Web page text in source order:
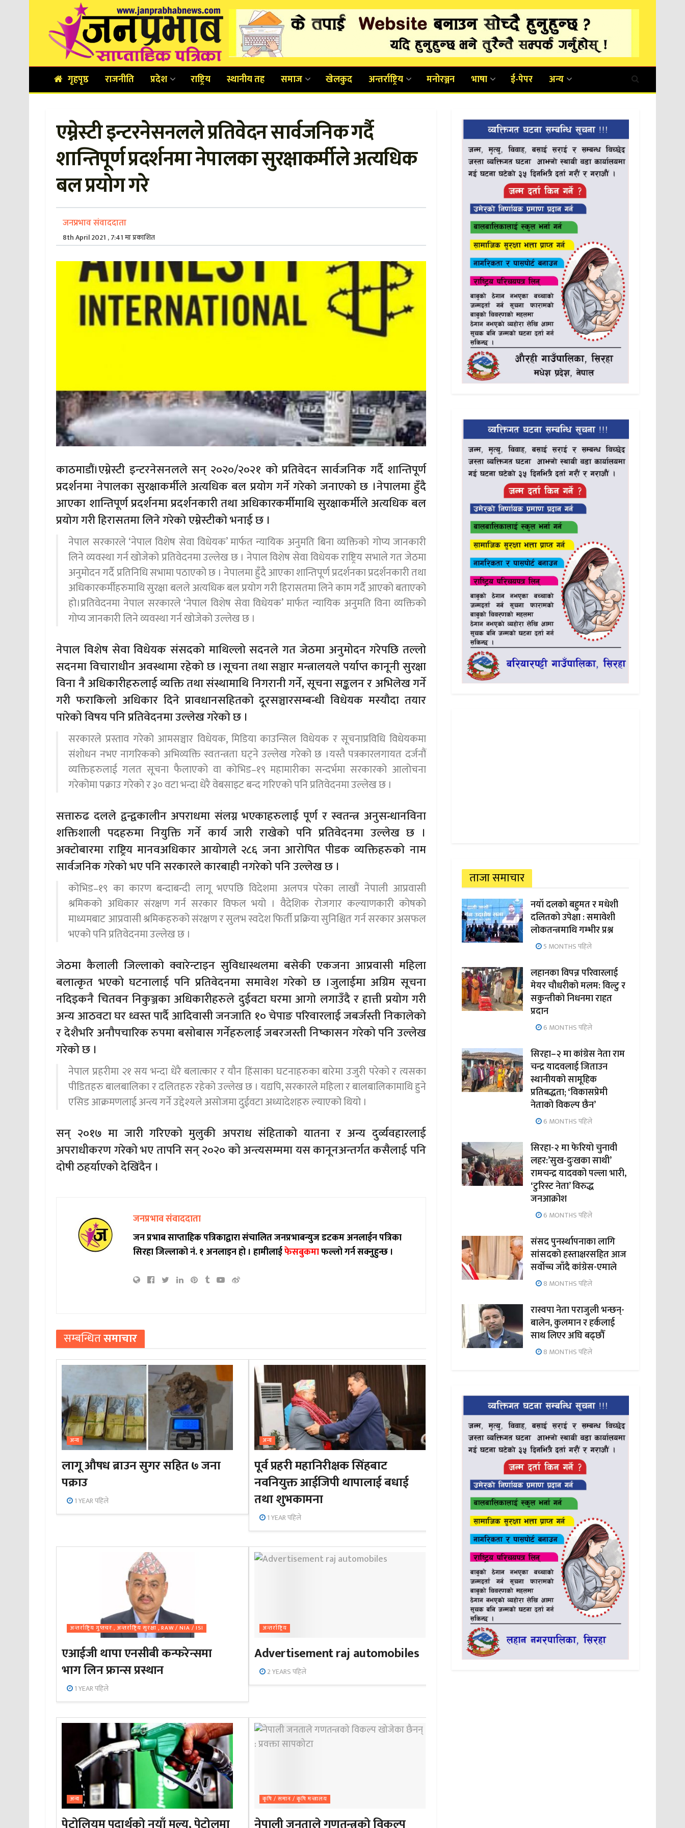
गृहपृष्ठ राजनीति प्रदेश राष्ट्रिय स्थानीय तह समाज खेलकुद अन्तर्राष्ट्रिय मनोरञ्जन भाषा ई-पेपर अन्य
एम्नेस्टी इन्टरनेसनलले प्रतिवेदन सार्वजनिक गर्दै
शान्तिपूर्ण प्रदर्शनमा नेपालका सुरक्षाकर्मीले अत्यधिक
बल प्रयोग गरे
जनप्रभाव संवाददाता
8th April 2021 , 7:41 मा प्रकाशित
काठमाडौं।एम्नेस्टी इन्टरनेसनलले सन् २०२०/२०२१ को प्रतिवेदन सार्वजनिक गर्दै शान्तिपूर्ण
प्रदर्शनमा नेपालका सुरक्षाकर्मीले अत्यधिक बल प्रयोग गर्ने गरेको जनाएको छ ।नेपालमा हुँदै
आएका शान्तिपूर्ण प्रदर्शनमा प्रदर्शनकारी तथा अधिकारकर्मीमाथि सुरक्षाकर्मीले अत्यधिक बल
प्रयोग गरी हिरासतमा लिने गरेको एम्नेस्टीको भनाई छ ।
नेपाल सरकारले ‘नेपाल विशेष सेवा विधेयक’ मार्फत न्यायिक अनुमति बिना व्यक्तिको गोप्य जानकारी
लिने व्यवस्था गर्न खोजेको प्रतिवेदनमा उल्लेख छ । नेपाल विशेष सेवा विधेयक राष्ट्रिय सभाले गत जेठमा
अनुमोदन गर्दै प्रतिनिधि सभामा पठाएको छ । नेपालमा हुँदै आएका शान्तिपूर्ण प्रदर्शनका प्रदर्शनकारी तथा
अधिकारकर्मीहरुमाथि सुरक्षा बलले अत्यधिक बल प्रयोग गरी हिरासतमा लिने काम गर्दै आएको बताएको
हो।प्रतिवेदनमा नेपाल सरकारले ‘नेपाल विशेष सेवा विधेयक’ मार्फत न्यायिक अनुमति विना व्यक्तिको
गोप्य जानकारी लिने व्यवस्था गर्न खोजेको उल्लेख छ ।
नेपाल विशेष सेवा विधेयक संसदको माथिल्लो सदनले गत जेठमा अनुमोदन गरेपछि तल्लो
सदनमा विचाराधीन अवस्थामा रहेको छ ।सूचना तथा सञ्चार मन्त्रालयले पर्याप्त कानूनी सुरक्षा
विना नै अधिकारीहरुलाई व्यक्ति तथा संस्थामाथि निगरानी गर्ने, सूचना सङ्कलन र अभिलेख गर्ने
गरी फराकिलो अधिकार दिने प्रावधानसहितको दूरसञ्चारसम्बन्धी विधेयक मस्यौदा तयार
पारेको विषय पनि प्रतिवेदनमा उल्लेख गरेको छ ।
सरकारले प्रस्ताव गरेको आमसञ्चार विधेयक, मिडिया काउन्सिल विधेयक र सूचनाप्रविधि विधेयकमा
संशोधन नभए नागरिकको अभिव्यक्ति स्वतन्त्रता घट्ने उल्लेख गरेको छ ।यस्तै पत्रकारलगायत दर्जनौं
व्यक्तिहरुलाई गलत सूचना फैलाएको वा कोभिड–१९ महामारीका सन्दर्भमा सरकारको आलोचना
गरेकोमा पक्राउ गरेको र ३० वटा भन्दा धेरै वेबसाइट बन्द गरिएको पनि प्रतिवेदनमा उल्लेख छ ।
सत्तारुढ दलले द्वन्द्वकालीन अपराधमा संलग्न भएकाहरुलाई पूर्ण र स्वतन्त्र अनुसन्धानविना
शक्तिशाली पदहरुमा नियुक्ति गर्ने कार्य जारी राखेको पनि प्रतिवेदनमा उल्लेख छ ।
अक्टोबारमा राष्ट्रिय मानवअधिकार आयोगले २८६ जना आरोपित पीडक व्यक्तिहरुको नाम
सार्वजनिक गरेको भए पनि सरकारले कारबाही नगरेको पनि उल्लेख छ ।
कोभिड–१९ का कारण बन्दाबन्दी लागू भएपछि विदेशमा अलपत्र परेका लाखौं नेपाली आप्रवासी
श्रमिकको अधिकार संरक्षण गर्न सरकार विफल भयो । वैदेशिक रोजगार कल्याणकारी कोषको
माध्यमबाट आप्रवासी श्रमिकहरुको संरक्षण र सुलभ स्वदेश फिर्ती प्रक्रिया सुनिश्चित गर्न सरकार असफल
भएको पनि प्रतिवेदनमा उल्लेख छ ।
जेठमा कैलाली जिल्लाको क्वारेन्टाइन सुविधास्थलमा बसेकी एकजना आप्रवासी महिला
बलात्कृत भएको घटनालाई पनि प्रतिवेदनमा समावेश गरेको छ ।जुलाईमा अग्रिम सूचना
नदिइकनै चितवन निकुञ्जका अधिकारीहरुले दुईवटा घरमा आगो लगाउँदै र हात्ती प्रयोग गरी
अन्य आठवटा घर ध्वस्त पार्दै आदिवासी जनजाति १० चेपाङ परिवारलाई जबर्जस्ती निकालेको
र देशैभरि अनौपचारिक रुपमा बसोबास गर्नेहरुलाई जबरजस्ती निष्कासन गरेको पनि उल्लेख
गरेको छ ।
नेपाल प्रहरीमा २१ सय भन्दा धेरै बलात्कार र यौन हिंसाका घटनाहरुका बारेमा उजुरी परेको र त्यसका
पीडितहरु बालबालिका र दलितहरु रहेको उल्लेख छ । यद्यपि, सरकारले महिला र बालबालिकामाथि हुने
एसिड आक्रमणलाई अन्त्य गर्ने उद्देश्यले असोजमा दुईवटा अध्यादेशहरु ल्याएको थियो ।
सन् २०१७ मा जारी गरिएको मुलुकी अपराध संहिताको यातना र अन्य दुर्व्यवहारलाई
अपराधीकरण गरेको भए तापनि सन् २०२० को अन्त्यसम्ममा यस कानूनअन्तर्गत कसैलाई पनि
दोषी ठहर्याएको देखिंदैन ।
जनप्रभाव संवाददाता
जन प्रभाब साप्ताहिक पत्रिकाद्वारा संचालित जनप्रभाबन्युज डटकम अनलाईन पत्रिका
सिरहा जिल्लाको नं. १ अनलाइन हो ।हामीलाईफेसबुकमाफल्लो गर्न सक्नुहुन्छ ।
सम्बन्धितसमाचार
अन्य
लागू औषध ब्राउन सुगर सहित ७ जना
पक्राउ
1 YEAR पहिले
अन्य
पूर्व प्रहरी महानिरीक्षक सिंहबाट
नवनियुक्त आईजिपी थापालाई बधाई
तथा शुभकामना
1 YEAR पहिले
अन्तर्राष्ट्रिय गुप्तचर , अन्तर्राष्ट्रिय सुरक्षा , RAW / NIA / ISI
एआईजी थापा एनसीबी कन्फरेन्समा
भाग लिन फ्रान्स प्रस्थान
1 YEAR पहिले
अन्तर्राष्ट्रिय
Advertisement raj automobiles
2 YEARS पहिले
अन्य कृषि / समान / कृषि मन्त्रालय
ताजा समाचार
नयाँ दलको बहुमत र मधेशी
दलितको उपेक्षा : समावेशी
लोकतन्त्रमाथि गम्भीर प्रश्न
5 MONTHS पहिले
लहानका विपन्न परिवारलाई
मेयर चौधरीको मलम: विल्टु र
सकुन्तीको निधनमा राहत
प्रदान
6 MONTHS पहिले
सिरहा–२ मा कांग्रेस नेता राम
चन्द्र यादवलाई जिताउन
स्थानीयको सामूहिक
प्रतिबद्धता; ‘विकासप्रेमी
नेताको विकल्प छैन’
6 MONTHS पहिले
सिरहा-२ मा फेरियो चुनावी
लहर:’सुख-दुःखका साथी’
रामचन्द्र यादवको पल्ला भारी,
‘टुरिस्ट नेता’ विरुद्ध
जनआक्रोश
6 MONTHS पहिले
संसद पुनर्स्थापनाका लागि
सांसदको हस्ताक्षरसहित आज
सर्वोच्च जाँदै कांग्रेस-एमाले
8 MONTHS पहिले
रास्वपा नेता पराजुली भन्छन्-
बालेन, कुलमान र हर्कलाई
साथ लिएर अघि बढ्छौँ
8 MONTHS पहिले